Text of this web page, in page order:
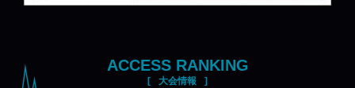
ACCESS RANKING
大会情報